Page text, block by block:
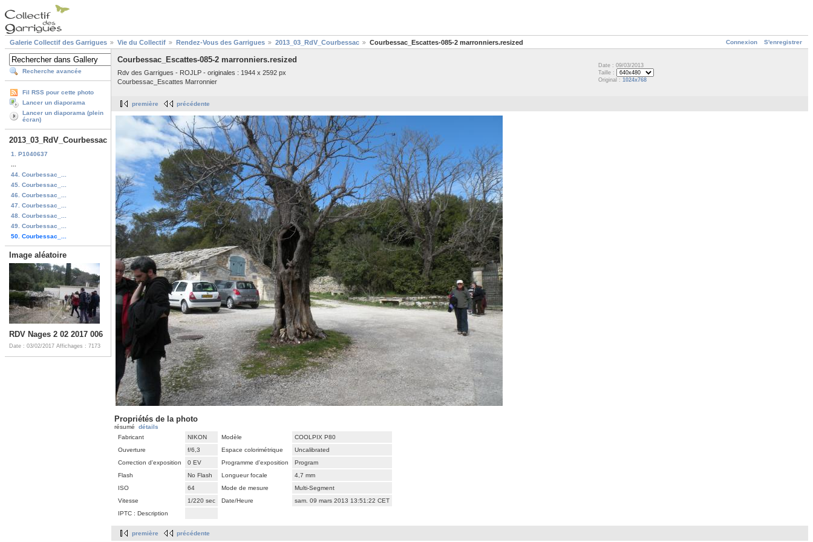
Connexion S'enregistrer
Galerie Collectif des Garrigues Vie du Collectif Rendez-Vous des Garrigues 2013_03_RdV_Courbessac Courbessac_Escattes-085-2 marronniers.resized
Recherche avancée
Fil RSS pour cette photo
Lancer un diaporama
Lancer un diaporama (plein
écran)
2013_03_RdV_Courbessac
1. P1040637
44. Courbessac_...
45. Courbessac_...
46. Courbessac_...
47. Courbessac_...
48. Courbessac_...
49. Courbessac_...
50. Courbessac_...
Image aléatoire
RDV Nages 2 02 2017 006
Date : 03/02/2017 Affichages : 7173
Courbessac_Escattes-085-2 marronniers.resized
Rdv des Garrigues - ROJLP - originales : 1944 x 2592 px
Courbessac_Escattes Marronnier
Date : 09/03/2013
Taille :
Original : 1024x768
première précédente
Propriétés de la photo
résumé détails
Fabricant
NIKON Modèle
COOLPIX P80
Ouverture
f/6,3 Espace colorimétrique
Uncalibrated
Correction d'exposition
0 EV Programme d'exposition
Program
Flash
No Flash Longueur focale
4,7 mm
ISO
64 Mode de mesure
Multi-Segment
Vitesse
1/220 sec Date/Heure
sam. 09 mars 2013 13:51:22 CET
IPTC : Description
première précédente